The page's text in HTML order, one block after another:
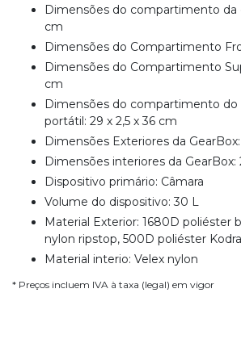
Dimensões do compartimento da
cm
Dimensões do Compartimento
Dimensões do Compartimento
cm
Dimensões do compartimento
portátil: 29 x 2,5 x 36 cm
Dimensões Exteriores da GearBox:
Dimensões interiores da GearBox:
Dispositivo primário: Câmara
Volume do dispositivo: 30 L
Material Exterior: 1680D poliéster
nylon ripstop, 500D poliéster
Material interio: Velex nylon
* Preços incluem IVA à taxa (legal) em vigor